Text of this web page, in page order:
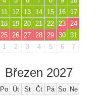
11
12 13 14 15 16
17
18
19 20 21 22 23
24
25
26 27 28 29 30 31
1
2 3 4 5 6 7
Březen 2027
Po Út St Čt Pá So Ne